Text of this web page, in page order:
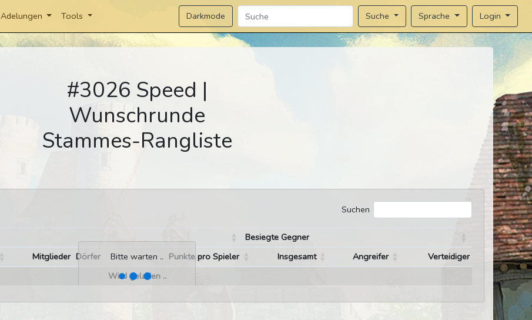
Adelungen Tools Darkmode Suche Sprache Login
#3026 Speed |
Wunschrunde
Stammes-Rangliste
Suchen
Bitte warten ..
Besiegte Gegner
Mitglieder Dörfer Punkte pro Spieler Insgesamt Angreifer
Verteidiger
Wird geladen ..